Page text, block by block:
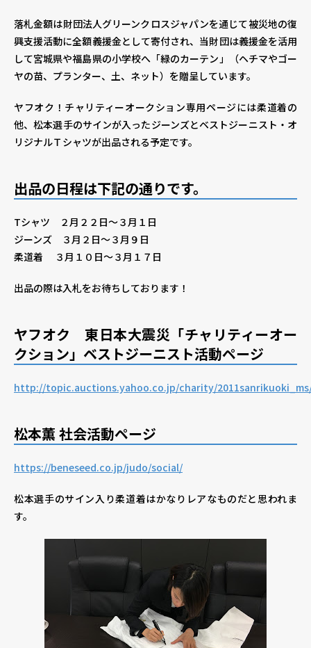
落札金額は財団法人グリーンクロスジャパンを通じて被災地の復
興支援活動に全額義援金として寄付され、当財団は義援金を活用
して宮城県や福島県の小学校へ「緑のカーテン」（ヘチマやゴー
ヤの苗、プランター、土、ネット）を贈呈しています。
ヤフオク！チャリティーオークション専用ページには柔道着の
他、松本選手のサインが入ったジーンズとベストジーニスト・オ
リジナルＴシャツが出品される予定です。
出品の日程は下記の通りです。
Tシャツ
２月２２日～３月１日
ジーンズ
３月２日～３月９日
柔道着
３月１０日～３月１７日
出品の際は入札をお待ちしております！
ヤフオク 東日本大震災「チャリティーオー
クション」ベストジーニスト活動ページ
http://topic.auctions.yahoo.co.jp/charity/
松本薫 社会活動ページ
https://beneseed.co.jp/judo/social/
松本選手のサイン入り柔道着はかなりレアなものだと思われま
す。